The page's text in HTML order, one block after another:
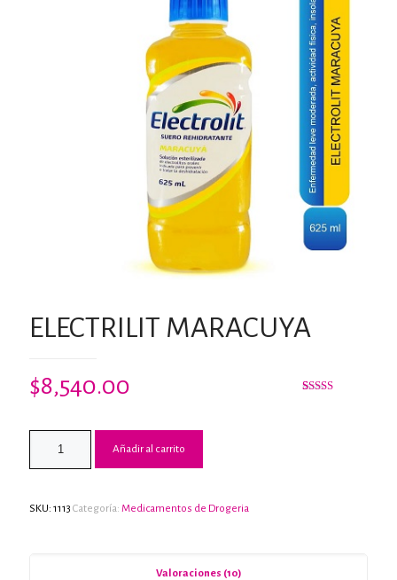
ELECTRILIT MARACUYA
$8,540.00
Añadir al carrito
SKU: 1113 Categoría: Medicamentos de Drogeria
Valoraciones (10)